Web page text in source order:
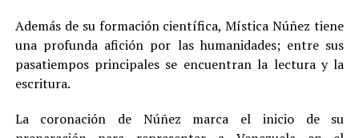
Además de su formación científica, Mística Núñez tiene
una profunda afición por las humanidades; entre sus
pasatiempos principales se encuentran la lectura y la
escritura.
La coronación de Núñez marca el inicio de su